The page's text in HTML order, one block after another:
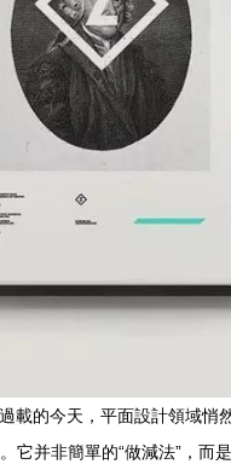
載的今天，平面設計領域悄
它并非簡單的“做減法”，而